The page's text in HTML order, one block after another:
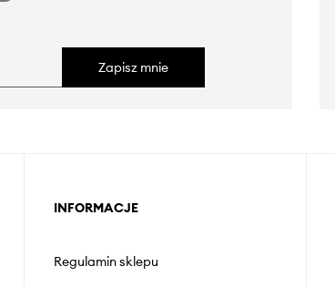
Zapisz mnie
INFORMACJE
Regulamin sklepu